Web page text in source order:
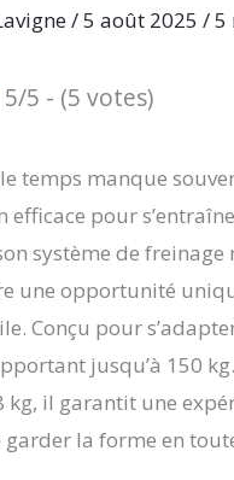
/5 août 2025/5
5/5 - (5 votes)
temps manque
pour
système de
une opportunité
Conçu pour
jusqu’à 150
kg, il garantit une
garder la forme en